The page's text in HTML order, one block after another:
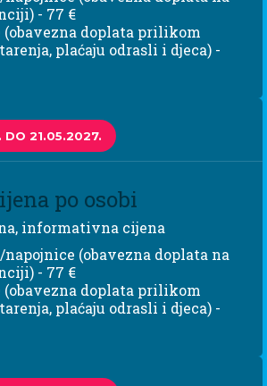
- 77 €
(obavezna doplata prilikom
plaćaju odrasli i djeca) -
DO 21.05.2027.
po osobi
informativna cijena
(obavezna doplata na
- 77 €
(obavezna doplata prilikom
plaćaju odrasli i djeca) -